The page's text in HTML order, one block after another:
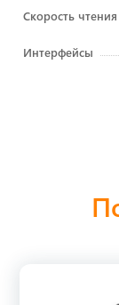
Скорость чтения
Интерфейсы